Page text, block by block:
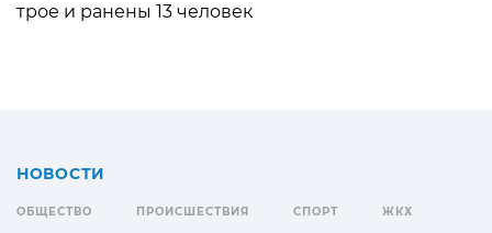
трое и ранены 13 человек
НОВОСТИ
ОБЩЕСТВО ПРОИСШЕСТВИЯ СПОРТ ЖКХ